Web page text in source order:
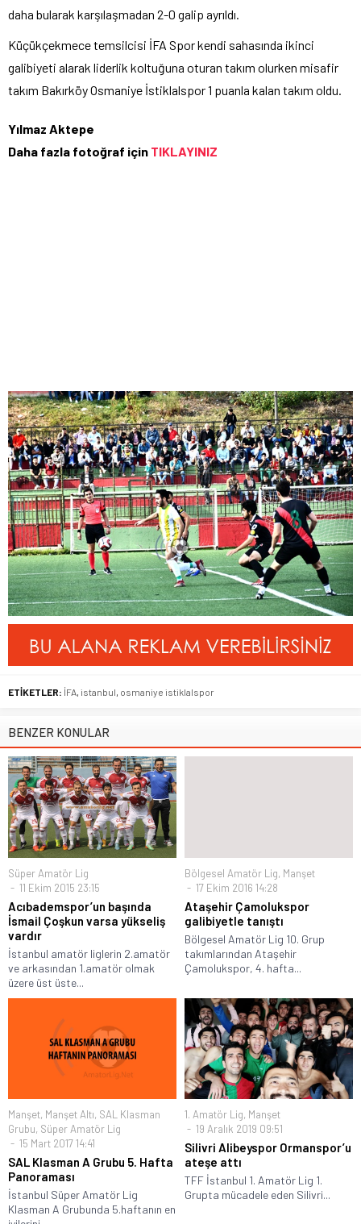
daha bularak karşılaşmadan 2-0 galip ayrıldı.
Küçükçekmece temsilcisi İFA Spor kendi sahasında ikinci
galibiyeti alarak liderlik koltuğuna oturan takım olurken misafir
takım Bakırköy Osmaniye İstiklalspor 1 puanla kalan takım oldu.
Yılmaz Aktepe
Daha fazla fotoğraf için TIKLAYINIZ
ETİKETLER: İFA, istanbul, osmaniye istiklalspor
BENZER KONULAR
Süper Amatör Lig
11 Ekim 2015 23:15
Acıbademspor’un başında
İsmail Çoşkun varsa yükseliş
vardır
İstanbul amatör liglerin 2.amatör
ve arkasından 1.amatör olmak
üzere üst üste...
Bölgesel Amatör Lig, Manşet
17 Ekim 2016 14:28
Ataşehir Çamolukspor
galibiyetle tanıştı
Bölgesel Amatör Lig 10. Grup
takımlarından Ataşehir
Çamolukspor, 4. hafta...
Manşet, Manşet Altı, SAL Klasman
Grubu, Süper Amatör Lig
15 Mart 2017 14:41
SAL Klasman A Grubu 5. Hafta
Panoraması
İstanbul Süper Amatör Lig
Klasman A Grubunda 5.haftanın en
1. Amatör Lig, Manşet
19 Aralık 2019 09:51
Silivri Alibeyspor Ormanspor’u
ateşe attı
TFF İstanbul 1. Amatör Lig 1.
Grupta mücadele eden Silivri...